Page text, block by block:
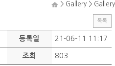
> Gallery > Gallery
목록
등록일 21-06-11 11:17
조회 803